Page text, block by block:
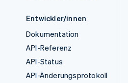
Entwickler/innen
Dokumentation
API-Referenz
API-Status
API-Änderungsprotokoll